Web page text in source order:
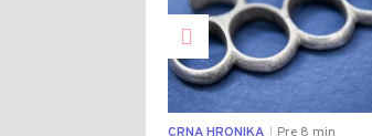
CRNA HRONIKA Pre 8 min